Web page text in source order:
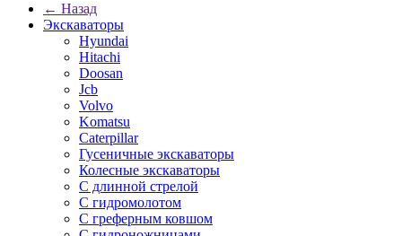
← Назад
Экскаваторы
Hyundai
Hitachi
Doosan
Jcb
Volvo
Komatsu
Caterpillar
Гусеничные экскаваторы
Колесные экскаваторы
С длинной стрелой
С гидромолотом
С греферным ковшом